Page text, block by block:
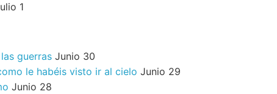
1
guerras Junio 30
le habéis visto ir al cielo Junio 29
Junio 28